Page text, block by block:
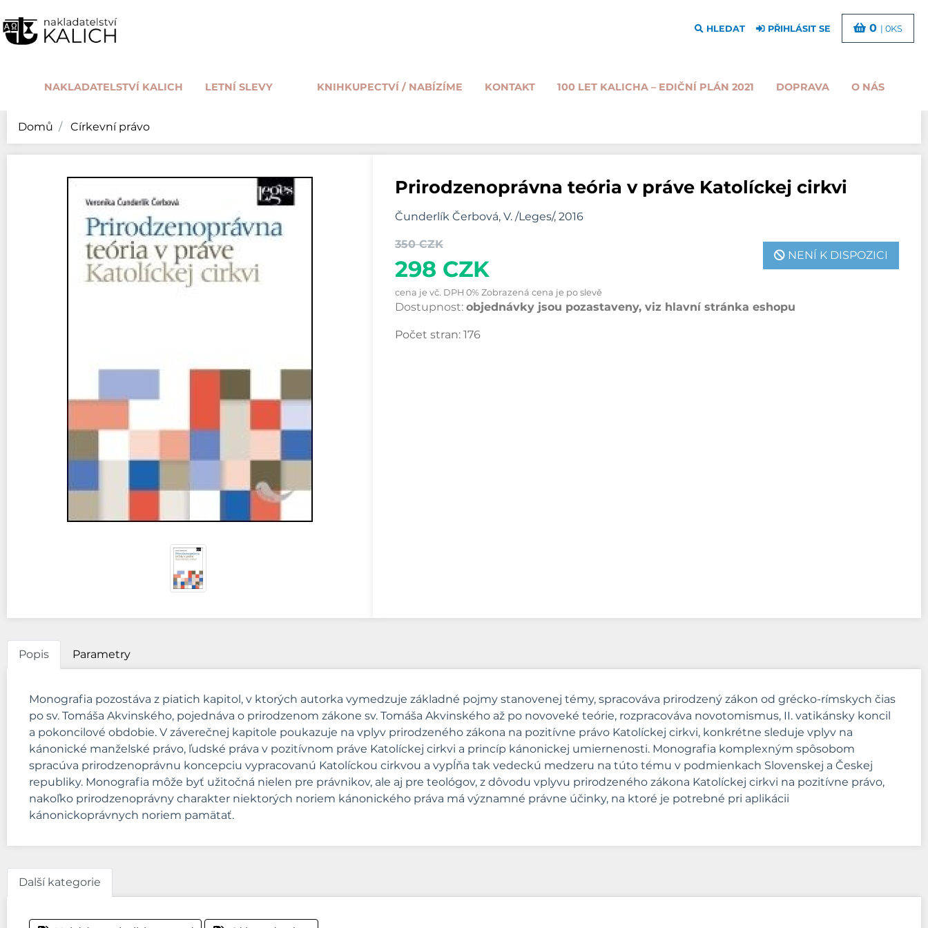
NAKLADATELSTVÍ KALICH LETNÍ SLEVY KNIHKUPECTVÍ / NABÍZÍME KONTAKT 100 LET KALICHA – EDIČNÍ PLÁN 2021 DOPRAVA O NÁS
HLEDAT PŘIHLÁSIT SE 0 | 0KS
Domů Církevní právo
Prirodzenoprávna teória v práve Katolíckej cirkvi
Čunderlík Čerbová, V. /Leges/, 2016
350 CZK
298 CZK
NENÍ K DISPOZICI
cena je vč. DPH 0% Zobrazená cena je po slevě
Dostupnost: objednávky jsou pozastaveny, viz hlavní stránka eshopu
Počet stran: 176
Popis Parametry
Monografia pozostáva z piatich kapitol, v ktorých autorka vymedzuje základné pojmy stanovenej témy, spracováva prirodzený zákon od grécko-rímskych čias
po sv. Tomáša Akvinského, pojednáva o prirodzenom zákone sv. Tomáša Akvinského až po novoveké teórie, rozpracováva novotomismus, II. vatikánsky koncil
a pokoncilové obdobie. V záverečnej kapitole poukazuje na vplyv prirodzeného zákona na pozitívne právo Katolíckej cirkvi, konkrétne sleduje vplyv na
kánonické manželské právo, ľudské práva v pozitívnom práve Katolíckej cirkvi a princíp kánonickej umiernenosti. Monografia komplexným spôsobom
spracúva prirodzenoprávnu koncepciu vypracovanú Katolíckou cirkvou a vypĺňa tak vedeckú medzeru na túto tému v podmienkach Slovenskej a Českej
republiky. Monografia môže byť užitočná nielen pre právnikov, ale aj pre teológov, z dôvodu vplyvu prirodzeného zákona Katolíckej cirkvi na pozitívne právo,
nakoľko prirodzenoprávny charakter niektorých noriem kánonického práva má významné právne účinky, na ktoré je potrebné pri aplikácii
kánonickoprávnych noriem pamätať.
Další kategorie